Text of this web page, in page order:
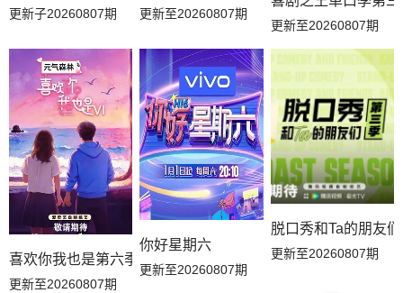
更新子20260807期 更新至20260807期
更新至20260807期
喜欢你我也是第六季
更新至20260807期
你好星期六
更新至20260807期
脱口秀和Ta的朋友
更新至20260807期